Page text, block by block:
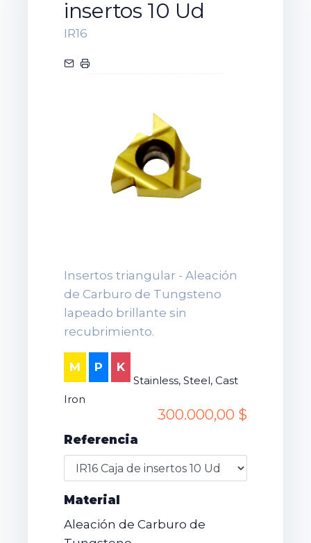
insertos 10 Ud
IR16
Insertos triangular - Aleación
de Carburo de Tungsteno
lapeado brillante sin
recubrimiento.
M P K
Stainless, Steel, Cast
Iron
300.000,00 $
Referencia
Material
Aleación de Carburo de